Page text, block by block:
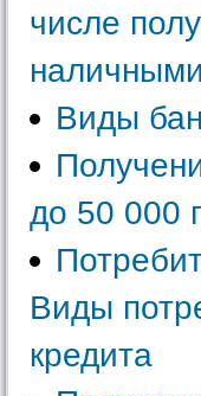
числе
Виды
до 50 000
Виды
кредита